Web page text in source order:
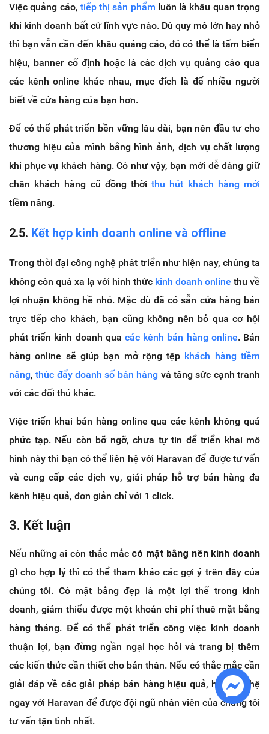
Việc quảng cáo, tiếp thị sản phẩm luôn là khâu quan trọng
khi kinh doanh bất cứ lĩnh vực nào. Dù quy mô lớn hay nhỏ
thì bạn vẫn cần đến khâu quảng cáo, đó có thể là tấm biển
hiệu, banner cố định hoặc là các dịch vụ quảng cáo qua
các kênh online khác nhau, mục đích là để nhiều người
biết về cửa hàng của bạn hơn.
Để có thể phát triển bền vững lâu dài, bạn nên đầu tư cho
thương hiệu của mình bằng hình ảnh, dịch vụ chất lượng
khi phục vụ khách hàng. Có như vậy, bạn mới dễ dàng giữ
chân khách hàng cũ đồng thờithu hút khách hàng mới
tiềm năng.
2.5. Kết hợp kinh doanh online và offline
Trong thời đại công nghệ phát triển như hiện nay, chúng ta
không còn quá xa lạ với hình thức kinh doanh online thu về
lợi nhuận không hề nhỏ. Mặc dù đã có sẵn cửa hàng bán
trực tiếp cho khách, bạn cũng không nên bỏ qua cơ hội
phát triển kinh doanh qua các kênh bán hàng online. Bán
hàng online sẽ giúp bạn mở rộng tệp khách hàng tiềm
năng,thúc đẩy doanh số bán hàng và tăng sức cạnh tranh
với các đối thủ khác.
Việc triển khai bán hàng online qua các kênh không quá
phức tạp. Nếu còn bỡ ngỡ, chưa tự tin để triển khai mô
hình này thì bạn có thể liên hệ với Haravan để được tư vấn
và cung cấp các dịch vụ, giải pháp hỗ trợ bán hàng đa
kênh hiệu quả, đơn giản chỉ với 1 click.
3. Kết luận
Nếu những ai còn thắc mắc có mặt bằng nên kinh doanh
gì cho hợp lý thì có thể tham khảo các gợi ý trên đây của
chúng tôi. Có mặt bằng đẹp là một lợi thế trong kinh
doanh, giảm thiểu được một khoản chi phí thuê mặt bằng
hàng tháng. Để có thể phát triển công việc kinh doanh
thuận lợi, bạn đừng ngần ngại học hỏi và trang bị thêm
các kiến thức cần thiết cho bản thân. Nếu có thắc mắc cần
giải đáp về các giải pháp bán hàng hiệu quả, hãy liên hệ
ngay với Haravan để được đội ngũ nhân viên của chúng tôi
tư vấn tận tình nhất.